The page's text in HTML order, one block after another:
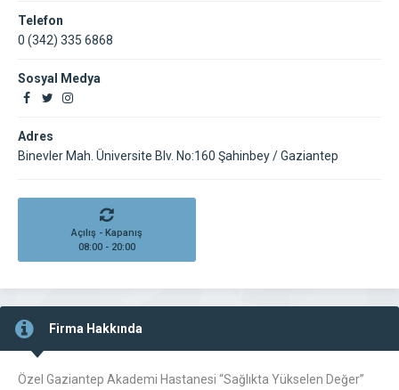
Telefon
0 (342) 335 6868
Sosyal Medya
Adres
Binevler Mah. Üniversite Blv. No:160 Şahinbey / Gaziantep
Açılış - Kapanış
08:00 - 20:00
Firma Hakkında
Özel Gaziantep Akademi Hastanesi “Sağlıkta Yükselen Değer”